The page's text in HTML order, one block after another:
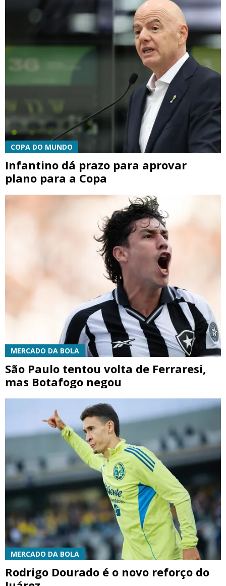
COPA DO MUNDO
Infantino dá prazo para aprovar
plano para a Copa
MERCADO DA BOLA
São Paulo tentou volta de Ferraresi,
mas Botafogo negou
MERCADO DA BOLA
Rodrigo Dourado é o novo reforço do